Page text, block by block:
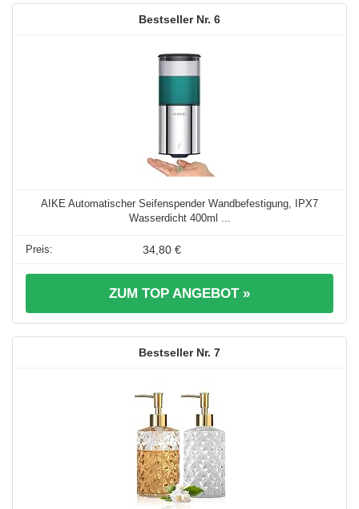
6
AIKE Automatischer Seifenspender Wandbefestigung, IPX7
Wasserdicht 400ml ...
34,80 €
ZUM TOP ANGEBOT »
7